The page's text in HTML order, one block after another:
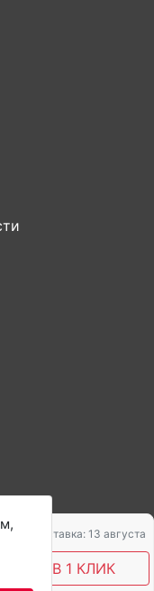
Доставка: 13 августа
КУПИТЬ В 1 КЛИК